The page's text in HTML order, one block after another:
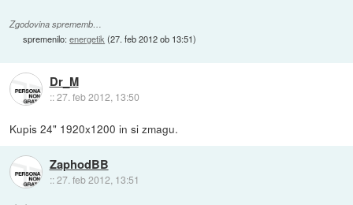
Zgodovina sprememb…
spremenilo:energetik (27. feb 2012 ob 13:51)
Dr_M
::27. feb 2012, 13:50
Kupis 24" 1920x1200 in si zmagu.
ZaphodBB
::27. feb 2012, 13:51